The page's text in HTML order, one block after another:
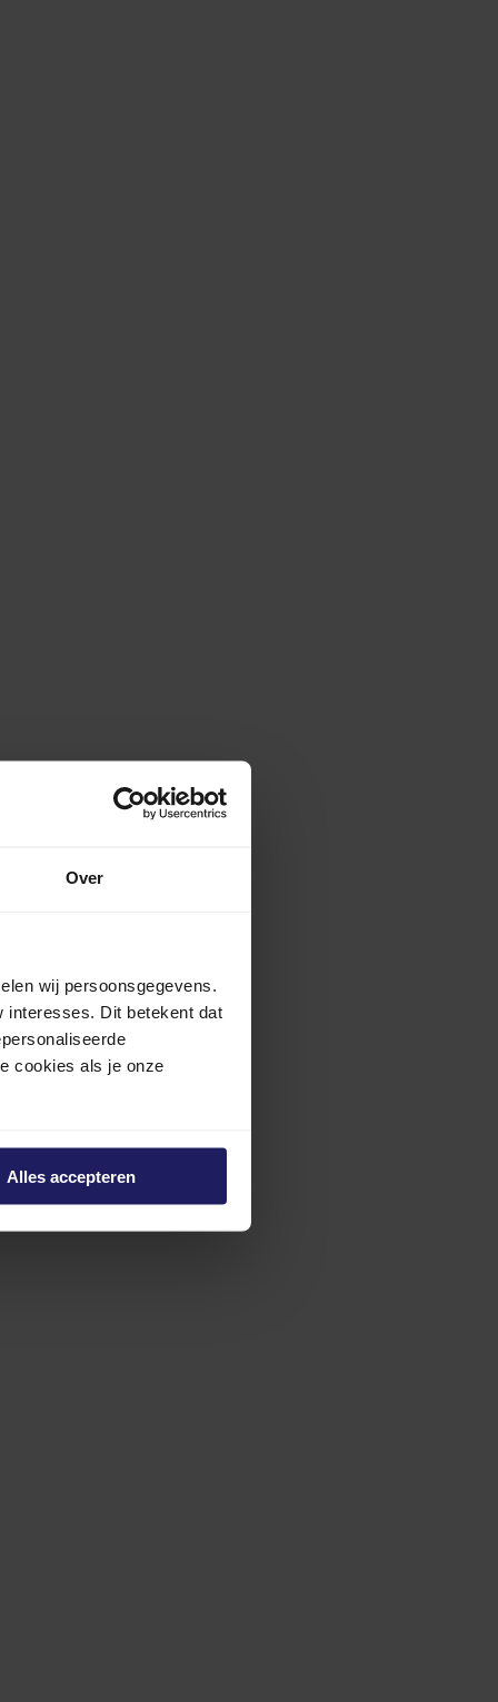
Over
wij persoonsgegevens.
interesses. Dit betekent dat
cookies als je onze
Alles accepteren